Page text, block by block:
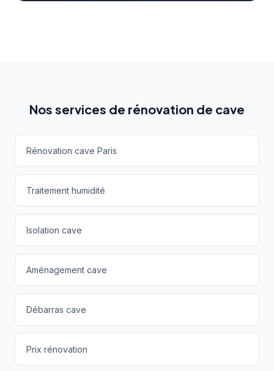
Nos services de rénovation de cave
Rénovation cave Paris
Traitement humidité
Isolation cave
Aménagement cave
Débarras cave
Prix rénovation